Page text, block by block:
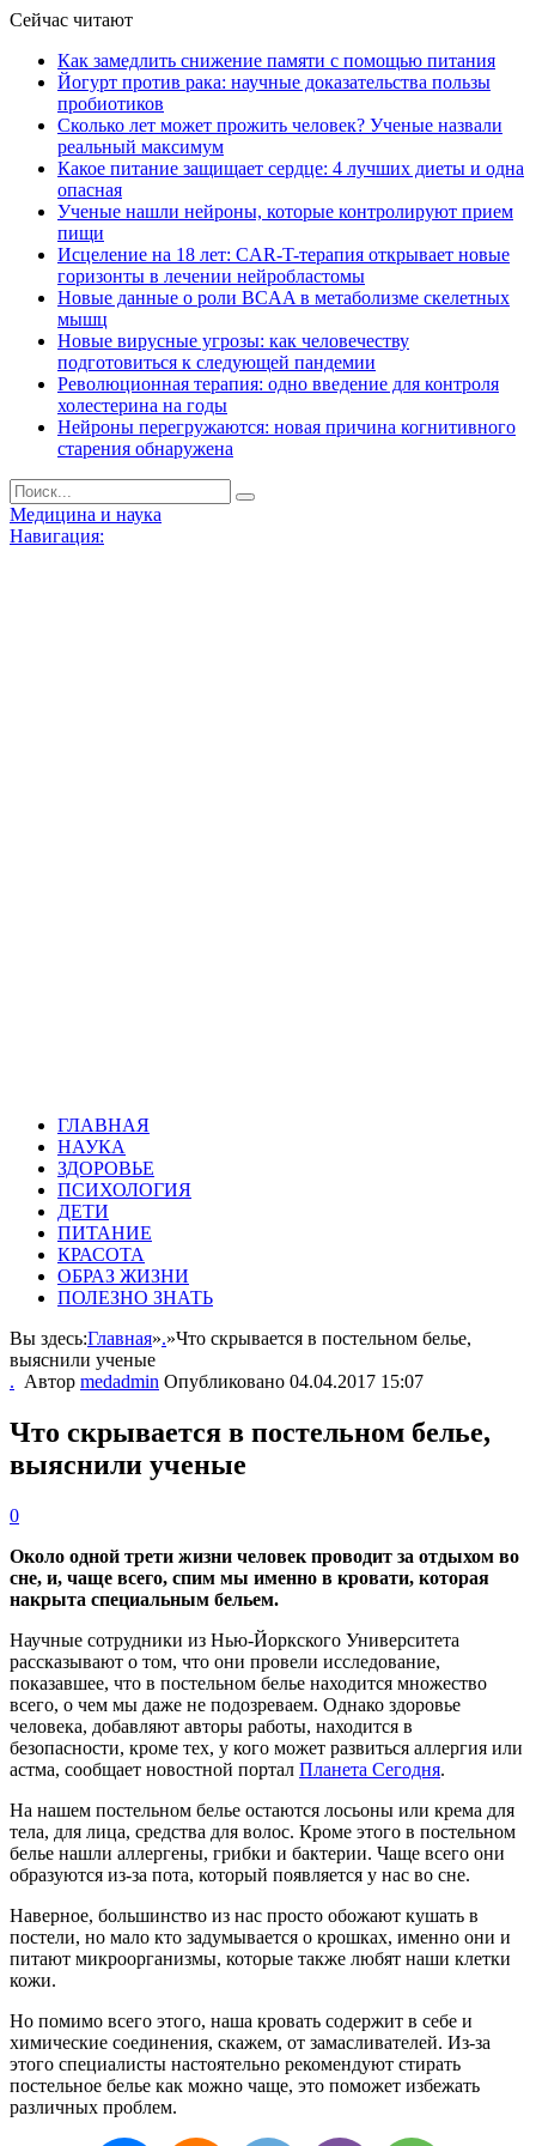
Сейчас читают
Как замедлить снижение памяти с помощью питания
Йогурт против рака: научные доказательства пользы
пробиотиков
Сколько лет может прожить человек? Ученые назвали
реальный максимум
Какое питание защищает сердце: 4 лучших диеты и одна
опасная
Ученые нашли нейроны, которые контролируют прием
пищи
Исцеление на 18 лет: CAR-T-терапия открывает новые
горизонты в лечении нейробластомы
Новые данные о роли BCAA в метаболизме скелетных
мышц
Новые вирусные угрозы: как человечеству
подготовиться к следующей пандемии
Революционная терапия: одно введение для контроля
холестерина на годы
Нейроны перегружаются: новая причина когнитивного
старения обнаружена
Медицина и наука
Навигация:
ГЛАВНАЯ
НАУКА
ЗДОРОВЬЕ
ПСИХОЛОГИЯ
ДЕТИ
ПИТАНИЕ
КРАСОТА
ОБРАЗ ЖИЗНИ
ПОЛЕЗНО ЗНАТЬ
Вы здесь:Главная».»Что скрывается в постельном белье,
выяснили ученые
. Автор medadmin Опубликовано 04.04.2017 15:07
Что скрывается в постельном белье,
выяснили ученые
0
Около одной трети жизни человек проводит за отдыхом во
сне, и, чаще всего, спим мы именно в кровати, которая
накрыта специальным бельем.
Научные сотрудники из Нью-Йоркского Университета
рассказывают о том, что они провели исследование,
показавшее, что в постельном белье находится множество
всего, о чем мы даже не подозреваем. Однако здоровье
человека, добавляют авторы работы, находится в
безопасности, кроме тех, у кого может развиться аллергия или
астма, сообщает новостной портал Планета Сегодня.
На нашем постельном белье остаются лосьоны или крема для
тела, для лица, средства для волос. Кроме этого в постельном
белье нашли аллергены, грибки и бактерии. Чаще всего они
образуются из-за пота, который появляется у нас во сне.
Наверное, большинство из нас просто обожают кушать в
постели, но мало кто задумывается о крошках, именно они и
питают микроорганизмы, которые также любят наши клетки
кожи.
Но помимо всего этого, наша кровать содержит в себе и
химические соединения, скажем, от замасливателей. Из-за
этого специалисты настоятельно рекомендуют стирать
постельное белье как можно чаще, это поможет избежать
различных проблем.